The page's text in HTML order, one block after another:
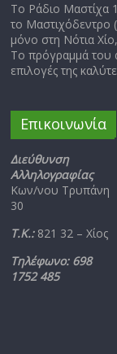
Το Ράδιο Μαστίχα
το Μαστιχόδεντρο
μόνο στη Νότια
Το πρόγραμμά του
επιλογές της
Επικοινωνία
Διεύθυνση
Αλληλογραφίας
Κων/νου Τρυπάνη
30
Τ.Κ.: 821 32 – Χίος
Τηλέφωνο: 698
1752 485